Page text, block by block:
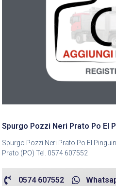
Spurgo Pozzi Neri Prato Po El
Spurgo Pozzi Neri Prato Po El
Prato (PO) Tel. 0574 607552
0574 607552